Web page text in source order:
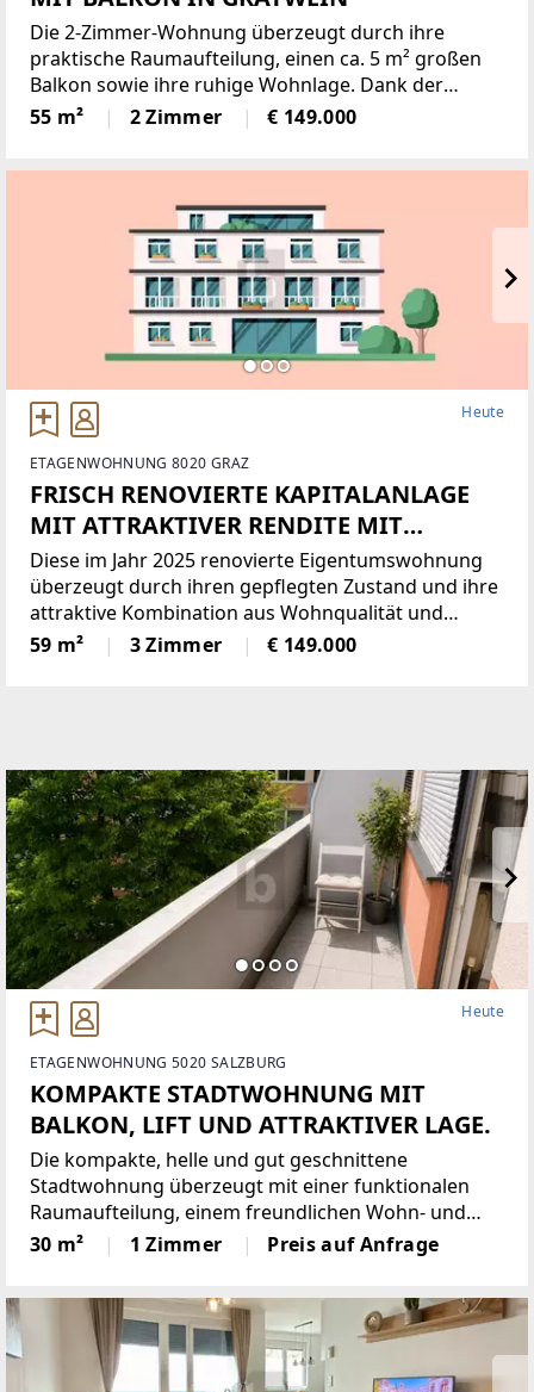
Die 2-Zimmer-Wohnung überzeugt durch ihre
praktische Raumaufteilung, einen ca. 5 m² großen
Balkon sowie ihre ruhige Wohnlage. Dank der
östlichen Ausrichtung werden die Wohnräume
bereits in den Morgenstunden mit viel Tageslicht
55 m² 2 Zimmer € 149.000
Heute
ETAGENWOHNUNG 8020 GRAZ
FRISCH RENOVIERTE KAPITALANLAGE
MIT ATTRAKTIVER RENDITE MIT
BALKON
Diese im Jahr 2025 renovierte Eigentumswohnung
überzeugt durch ihren gepflegten Zustand und ihre
attraktive Kombination aus Wohnqualität und
Investmentpotenzial. Mit einer Wohnfläche von ca.
59 m² und einer durchdachten Raumaufteilung
59 m² 3 Zimmer € 149.000
Heute
ETAGENWOHNUNG 5020 SALZBURG
KOMPAKTE STADTWOHNUNG MIT
BALKON, LIFT UND ATTRAKTIVER LAGE.
Die kompakte, helle und gut geschnittene
Stadtwohnung überzeugt mit einer funktionalen
Raumaufteilung, einem freundlichen Wohn- und
Schlafbereich sowie einer separaten, praktischen
Küche. Große Fensterflächen, neue Fenster und
30 m² 1 Zimmer Preis auf Anfrage